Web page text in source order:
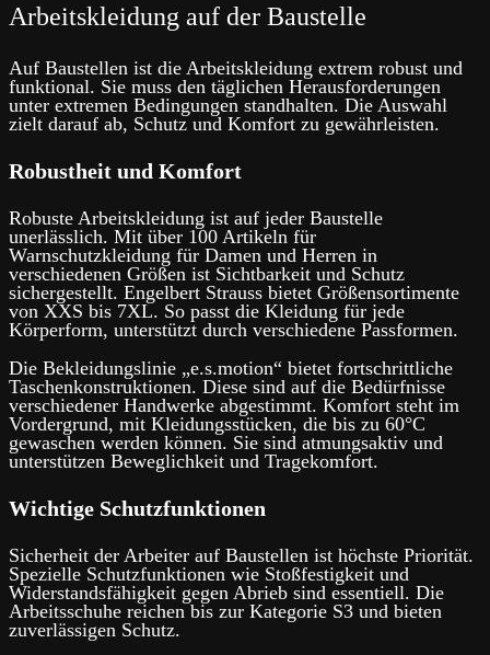
Arbeitskleidung auf der Baustelle
Auf Baustellen ist die Arbeitskleidung extrem robust und
funktional. Sie muss den täglichen Herausforderungen
unter extremen Bedingungen standhalten. Die Auswahl
zielt darauf ab, Schutz und Komfort zu gewährleisten.
Robustheit und Komfort
Robuste Arbeitskleidung ist auf jeder Baustelle
unerlässlich. Mit über 100 Artikeln für
Warnschutzkleidung für Damen und Herren in
verschiedenen Größen ist Sichtbarkeit und Schutz
sichergestellt. Engelbert Strauss bietet Größensortimente
von XXS bis 7XL. So passt die Kleidung für jede
Körperform, unterstützt durch verschiedene Passformen.
Die Bekleidungslinie „e.s.motion“ bietet fortschrittliche
Taschenkonstruktionen. Diese sind auf die Bedürfnisse
verschiedener Handwerke abgestimmt. Komfort steht im
Vordergrund, mit Kleidungsstücken, die bis zu 60°C
gewaschen werden können. Sie sind atmungsaktiv und
unterstützen Beweglichkeit und Tragekomfort.
Wichtige Schutzfunktionen
Sicherheit der Arbeiter auf Baustellen ist höchste Priorität.
Spezielle Schutzfunktionen wie Stoßfestigkeit und
Widerstandsfähigkeit gegen Abrieb sind essentiell. Die
Arbeitsschuhe reichen bis zur Kategorie S3 und bieten
zuverlässigen Schutz.